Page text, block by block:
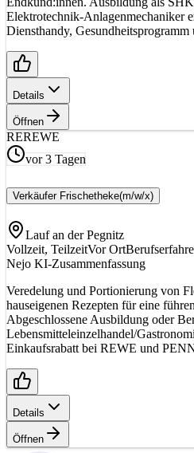
Elektrotechnik-Anlagenmechaniker
Diensthandy,
Details
Öffnen
REREWE
vor 3 Tagen
Verkäufer Frischetheke(m/w/x)
Lauf an der Pegnitz
Vollzeit, TeilzeitVor Ort
Nejo KI-Zusammenfassung
Veredelung und Portionierung von
hauseigenen Rezepten für eine
Abgeschlossene Ausbildung oder
Lebensmitteleinzelhandel/
Einkaufsrabatt bei REWE und
Details
Öffnen